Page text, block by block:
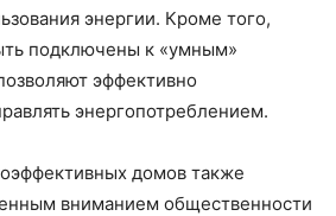
энергии. Кроме того,
подключены к «умным»
эффективно
энергопотреблением.
домов также
вниманием общественности